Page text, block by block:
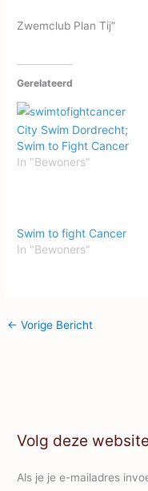
Zwemclub Plan Tij”
Gerelateerd
City Swim Dordrecht;
Swim to Fight Cancer
In "Bewoners"
Swim to fight Cancer
In "Bewoners"
← Vorige Bericht
Volg deze
Als je je e-mailadres